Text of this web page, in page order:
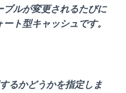
ブルが変更されるたびに
ト型キャッシュです。
るかどうかを指定しま